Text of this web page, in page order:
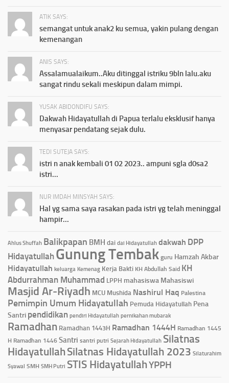
ATIK SAYS:
semangat untuk anak2 ku semua, yakin pulang dengan
kemenangan
ANIS SAYS:
Assalamualaikum..Aku ditinggal istriku 9bln lalu.aku
sangat rindu sekali meskipun dalam mimpi.
YUSAK ABIDONDIFU SAYS:
Dakwah Hidayatullah di Papua terlalu eksklusif hanya
menyasar pendatang sejak dulu.
TEDI SUTEJA SAYS:
istri n anak kembali 01 02 2023.. ampuni sgla d0sa2
istri...
NUR IMDAH MINSYAH SAYS:
Hal yg sama saya rasakan pada istri yg telah meninggal
hampir...
Ahlus Shuffah Balikpapan BMH dai dai Hidayatullah dakwah DPP
Hidayatullah Gunung Tembak guru Hamzah Akbar
Hidayatullah keluarga Kemenag Kerja Bakti KH Abdullah Said KH
Abdurrahman Muhammad LPPH mahasiswa Mahasiswi
Masjid Ar-Riyadh MCU Mushida Nashirul Haq Palestina
Pemimpin Umum Hidayatullah Pemuda Hidayatullah Pena
Santri pendidikan pendiri Hidayatullah pernikahan mubarak
Ramadhan Ramadhan 1443H Ramadhan 1444H Ramadhan 1445
H Ramadhan 1446 Santri santri putri Sejarah Hidayatullah Silatnas
HidayatullahSilatnas Hidayatullah 2023 Silaturahim
Syawal SMH SMH Putri STIS HidayatullahYPPH